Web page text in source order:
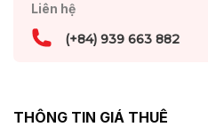
Liên hệ
(+84) 939 663 882
THÔNG TIN GIÁ THUÊ